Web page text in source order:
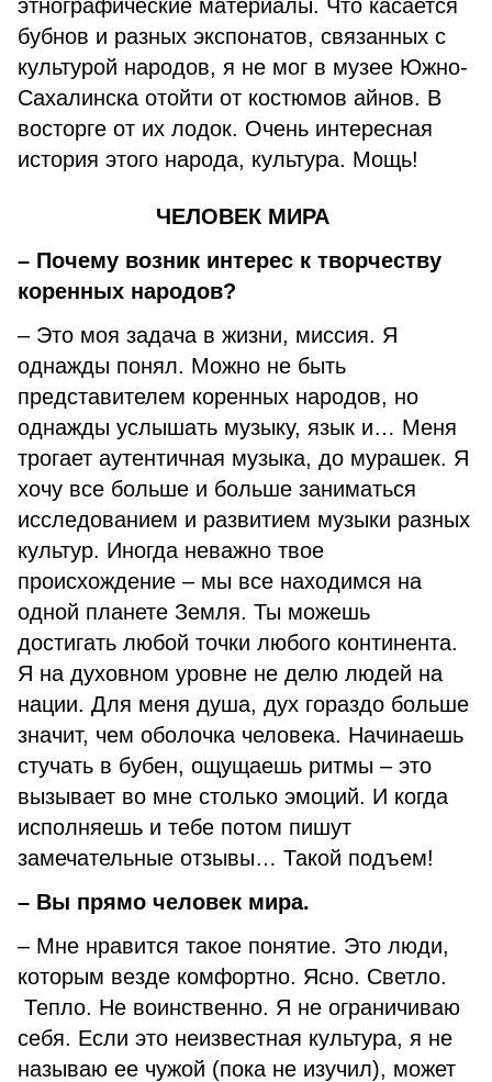
этнографические материалы. Что касается
бубнов и разных экспонатов, связанных с
культурой народов, я не мог в музее Южно-
Сахалинска отойти от костюмов айнов. В
восторге от их лодок. Очень интересная
история этого народа, культура. Мощь!
ЧЕЛОВЕК МИРА
– Почему возник интерес к творчеству
коренных народов?
– Это моя задача в жизни, миссия. Я
однажды понял. Можно не быть
представителем коренных народов, но
однажды услышать музыку, язык и… Меня
трогает аутентичная музыка, до мурашек. Я
хочу все больше и больше заниматься
исследованием и развитием музыки разных
культур. Иногда неважно твое
происхождение – мы все находимся на
одной планете Земля. Ты можешь
достигать любой точки любого континента.
Я на духовном уровне не делю людей на
нации. Для меня душа, дух гораздо больше
значит, чем оболочка человека. Начинаешь
стучать в бубен, ощущаешь ритмы – это
вызывает во мне столько эмоций. И когда
исполняешь и тебе потом пишут
замечательные отзывы… Такой подъем!
– Вы прямо человек мира.
– Мне нравится такое понятие. Это люди,
которым везде комфортно. Ясно. Светло.
Тепло. Не воинственно. Я не ограничиваю
себя. Если это неизвестная культура, я не
называю ее чужой (пока не изучил), может